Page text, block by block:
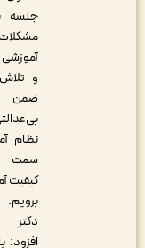
جلسه برای
مشکلات نظام
آموزشی
و تلاش می‌کنیم
ضمن رفع
بی‌عدالتی‌ها
نظام آموزشی
سمت اصلاح
کیفیت آموزش
دکتر پزشکیان
افزود: با پیشرفت